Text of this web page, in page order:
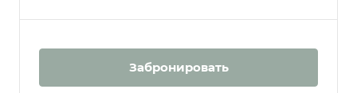
Забронировать